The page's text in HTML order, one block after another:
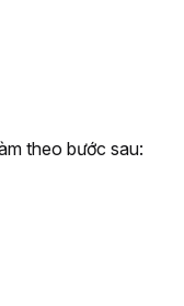
theo bước sau: